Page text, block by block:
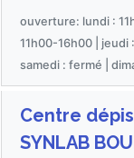
ouverture: lundi :
11h00-16h00 | jeudi
samedi : fermé |
Centre
SYNLAB